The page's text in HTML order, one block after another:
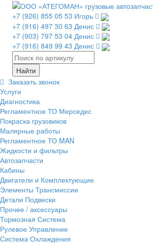
+7 (926) 855 05 53 Игорь
+7 (916) 497 30 63 Денис
+7 (903) 797 53 04 Денис
+7 (916) 849 99 43 Денис
Заказать звонок
Услуги
Диагностика
Регламентное ТО Мерседес
Покраска грузовиков
Малярные работы
Регламентное ТО MAN
Жидкости и фильтры
Автозапчасти
Кабины
Двигатели и Комплектующие
Элементы Трансмиссии
Детали Подвески
Прочее / аксессуары
Тормозная Система
Рулевое Управление
Система Охлаждения